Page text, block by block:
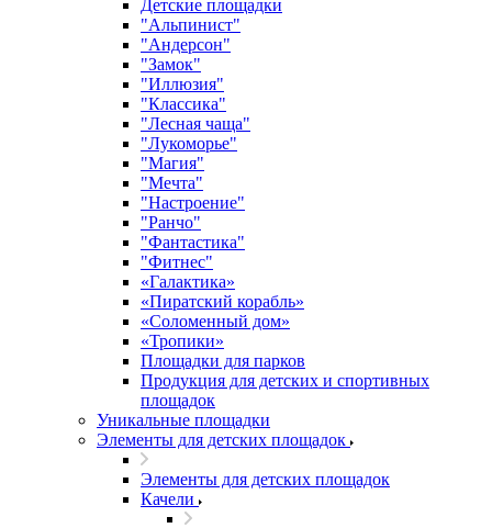
Детские площадки
"Альпинист"
"Андерсон"
"Замок"
"Иллюзия"
"Классика"
"Лесная чаща"
"Лукоморье"
"Магия"
"Мечта"
"Настроение"
"Ранчо"
"Фантастика"
"Фитнес"
«Галактика»
«Пиратский корабль»
«Соломенный дом»
«Тропики»
Площадки для парков
Продукция для детских и спортивных
площадок
Уникальные площадки
Элементы для детских площадок
Элементы для детских площадок
Качели